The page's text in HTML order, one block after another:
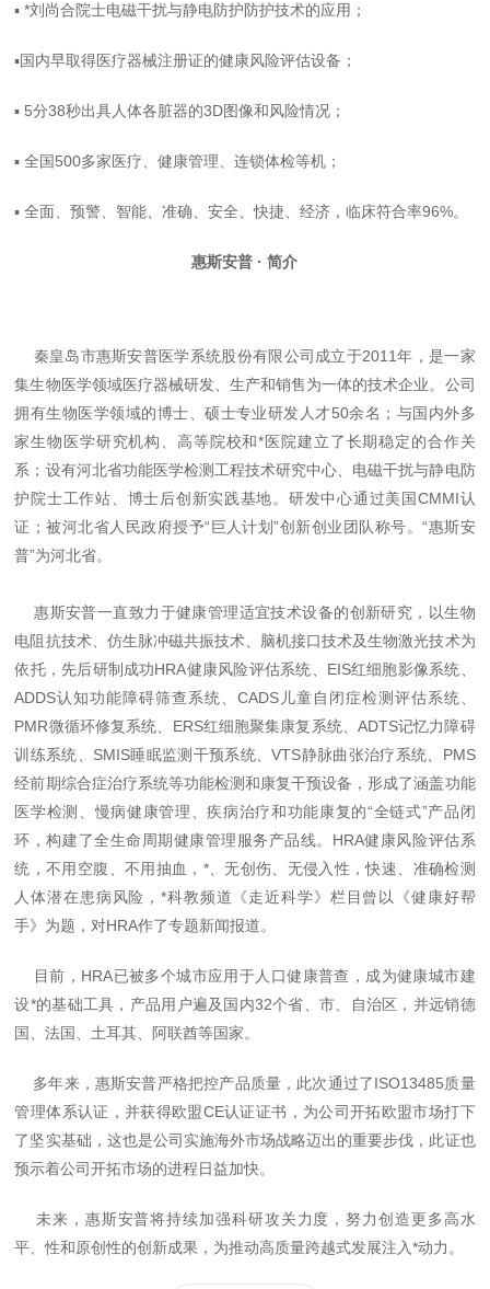
▪*刘尚合院士电磁干扰与静电防护防护技术的应用；
▪国内早取得医疗器械注册证的健康风险评估设备；
▪ 5分38秒出具人体各脏器的3D图像和风险情况；
▪全国500多家医疗、健康管理、连锁体检等机；
▪全面、预警、智能、准确、安全、快捷、经济，临床符合率96%。
惠斯安普 · 简介
秦皇岛市惠斯安普医学系统股份有限公司成立于2011年，是一家
集生物医学领域医疗器械研发、生产和销售为一体的技术企业。公司
拥有生物医学领域的博士、硕士专业研发人才50余名；与国内外多
家生物医学研究机构、高等院校和*医院建立了长期稳定的合作关
系；设有河北省功能医学检测工程技术研究中心、电磁干扰与静电防
护院士工作站、博士后创新实践基地。研发中心通过美国CMMI认
证；被河北省人民政府授予“巨人计划”创新创业团队称号。“惠斯安
普”为河北省。
惠斯安普一直致力于健康管理适宜技术设备的创新研究，以生物
电阻抗技术、仿生脉冲磁共振技术、脑机接口技术及生物激光技术为
依托，先后研制成功HRA健康风险评估系统、EIS红细胞影像系统、
ADDS认知功能障碍筛查系统、CADS儿童自闭症检测评估系统、
PMR微循环修复系统、ERS红细胞聚集康复系统、ADTS记忆力障碍
训练系统、SMIS睡眠监测干预系统、VTS静脉曲张治疗系统、PMS
经前期综合症治疗系统等功能检测和康复干预设备，形成了涵盖功能
医学检测、慢病健康管理、疾病治疗和功能康复的“全链式”产品闭
环，构建了全生命周期健康管理服务产品线。HRA健康风险评估系
统，不用空腹、不用抽血，*、无创伤、无侵入性，快速、准确检测
人体潜在患病风险，*科教频道《走近科学》栏目曾以《健康好帮
手》为题，对HRA作了专题新闻报道。
目前，HRA已被多个城市应用于人口健康普查，成为健康城市建
设*的基础工具，产品用户遍及国内32个省、市、自治区，并远销德
国、法国、土耳其、阿联酋等国家。
多年来，惠斯安普严格把控产品质量，此次通过了ISO13485质量
管理体系认证，并获得欧盟CE认证证书，为公司开拓欧盟市场打下
了坚实基础，这也是公司实施海外市场战略迈出的重要步伐，此证也
预示着公司开拓市场的进程日益加快。
未来，惠斯安普将持续加强科研攻关力度，努力创造更多高水
平、性和原创性的创新成果，为推动高质量跨越式发展注入*动力。